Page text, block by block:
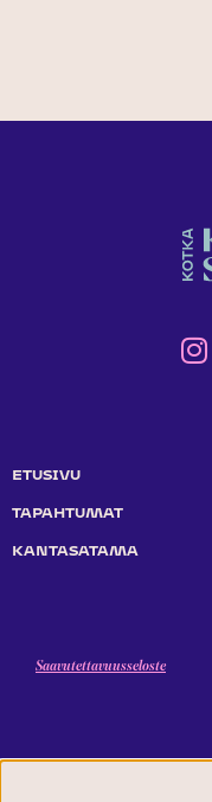
ETUSIVU
TAPAHTUMAT
KANTASATAMA
Saavutettavuusseloste